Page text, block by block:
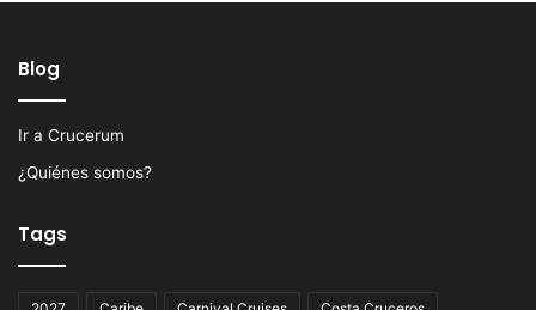
Blog
Ir a Crucerum
¿Quiénes somos?
Tags